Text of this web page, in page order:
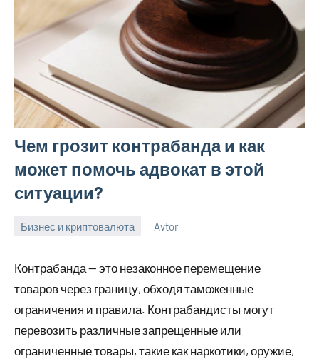
Чем грозит контрабанда и как
может помочь адвокат в этой
ситуации?
Бизнес и криптовалюта
2023
Avtor
Контрабанда — это незаконное перемещение
товаров через границу, обходя таможенные
ограничения и правила. Контрабандисты могут
перевозить различные запрещенные или
ограниченные товары, такие как наркотики, оружие,